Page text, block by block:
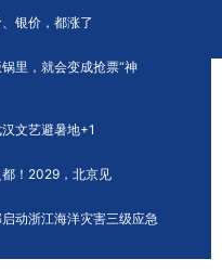
银价，都涨了
里，就会变成抢票“神
文艺避暑地+1
！2029，北京见
动浙江海洋灾害三级应急